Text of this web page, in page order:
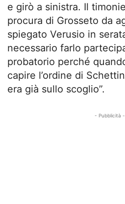
e girò a sinistra. Il
procura di Grosseto da
spiegato Verusio in
necessario farlo
probatorio perché
capire l’ordine di
era già sullo scoglio”.
- Pubblicità -